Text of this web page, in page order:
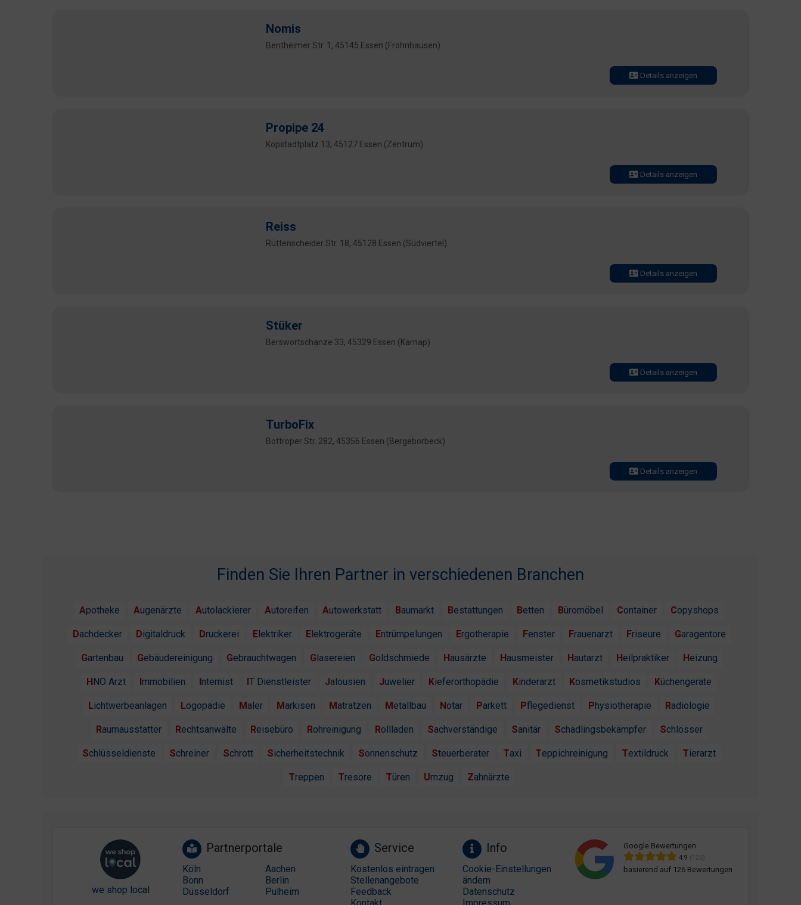
Nomis
Bentheimer Str. 1, 45145 Essen (Frohnhausen)
Details anzeigen
Propipe 24
Kopstadtplatz 13, 45127 Essen (Zentrum)
Details anzeigen
Reiss
Rüttenscheider Str. 18, 45128 Essen (Südviertel)
Details anzeigen
Stüker
Berswortschanze 33, 45329 Essen (Karnap)
Details anzeigen
TurboFix
Bottroper Str. 282, 45356 Essen (Bergeborbeck)
Details anzeigen
Finden Sie Ihren Partner in verschiedenen Branchen
Apotheke Augenärzte Autolackierer Autoreifen Autowerkstatt Baumarkt Bestattungen Betten Büromöbel Container Copyshops
Dachdecker Digitaldruck Druckerei Elektriker Elektrogeräte Entrümpelungen Ergotherapie Fenster Frauenarzt Friseure Garagentore
Gartenbau Gebäudereinigung Gebrauchtwagen Glasereien Goldschmiede Hausärzte Hausmeister Hautarzt Heilpraktiker Heizung
HNO Arzt Immobilien Internist IT Dienstleister Jalousien Juwelier Kieferorthopädie Kinderarzt Kosmetikstudios Küchengeräte
Lichtwerbeanlagen Logopädie Maler Markisen Matratzen Metallbau Notar Parkett Pflegedienst Physiotherapie Radiologie
Raumausstatter Rechtsanwälte Reisebüro Rohreinigung Rollladen Sachverständige Sanitär Schädlingsbekämpfer Schlosser
Schlüsseldienste Schreiner Schrott Sicherheitstechnik Sonnenschutz Steuerberater Taxi Teppichreinigung Textildruck Tierarzt
Treppen Tresore Türen Umzug Zahnärzte
we shop local
Partnerportale
Köln
Bonn
Düsseldorf
Aachen
Berlin
Pulheim
Service
Kostenlos eintragen
Stellenangebote
Feedback
Info
Cookie-Einstellungen
ändern
Datenschutz
Google Bewertungen
4.9 (126)
basierend auf 126 Bewertungen